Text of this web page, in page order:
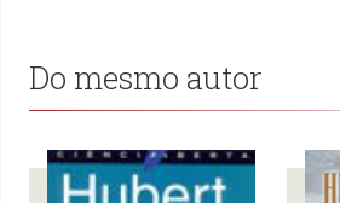
Do mesmo autor